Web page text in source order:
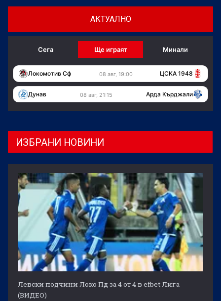
АКТУАЛНО
Сега Ще играят Минали
Локомотив Сф 08 авг, 19:00 ЦСКА 1948
Дунав 08 авг, 21:15 Арда Кърджали
ИЗБРАНИ НОВИНИ
Левски подчини Локо Пд за 4 от 4 в efbet Лига
(ВИДЕО)